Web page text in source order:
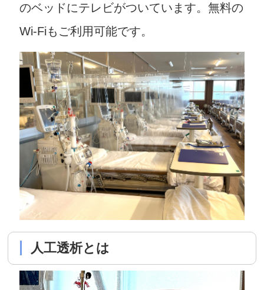
のベッドにテレビがついています。無料の
Wi-Fiもご利用可能です。
人工透析とは